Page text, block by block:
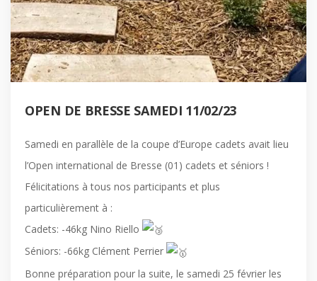
OPEN DE BRESSE SAMEDI 11/02/23
Samedi en parallèle de la coupe d’Europe cadets avait lieu
l’Open international de Bresse (01) cadets et séniors !
Félicitations à tous nos participants et plus
particulièrement à :
Cadets: -46kg Nino Riello
Séniors: -66kg Clément Perrier
Bonne préparation pour la suite, le samedi 25 février les